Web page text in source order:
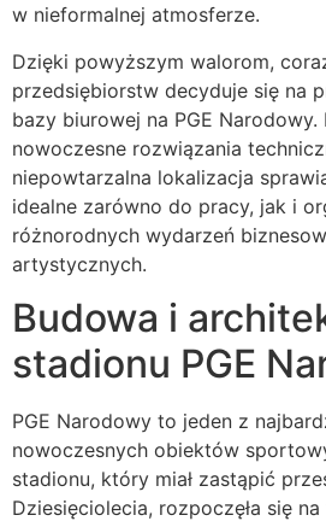
w nieformalnej atmosferze.
Dzięki powyższym walorom,
przedsiębiorstw decyduje się na
bazy biurowej na PGE Narodowy.
nowoczesne rozwiązania
niepowtarzalna lokalizacja
idealne zarówno do pracy, jak i
różnorodnych wydarzeń
artystycznych.
Budowa i
stadionu PGE
PGE Narodowy to jeden z
nowoczesnych obiektów
stadionu, który miał zastąpić
Dziesięciolecia, rozpoczęła się